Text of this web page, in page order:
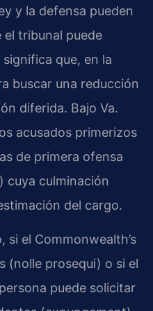
y la defensa pueden
el tribunal puede
que, en la
buscar una reducción
diferida. Bajo Va.
acusados primerizos
de primera ofensa
culminación
del cargo.
si el Commonwealth’s
(nolle prosequi) o si el
puede solicitar